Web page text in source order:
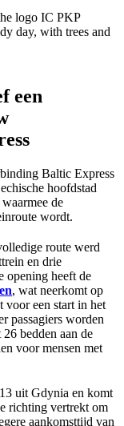
een
Baltic Express
hoofdstad
de
wordt.
route werd
en drie
opening heeft de
, wat neerkomt op
voor een start in het
passagiers worden
bedden aan de
voor mensen met
uit Gdynia en komt
richting vertrekt om
aankomsttijd van